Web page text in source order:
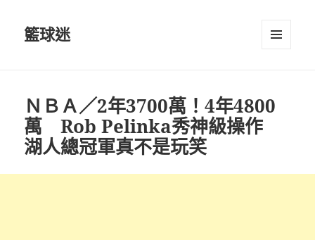
籃球迷
ＮＢＡ／2年3700萬！4年4800
萬 Rob Pelinka秀神級操作
湖人總冠軍真不是玩笑